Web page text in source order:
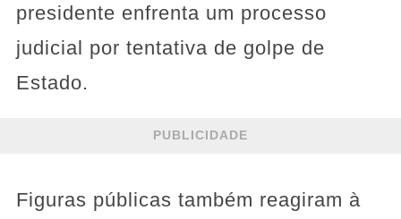
presidente enfrenta um processo
judicial por tentativa de golpe de
Estado.
PUBLICIDADE
Figuras públicas também reagiram à